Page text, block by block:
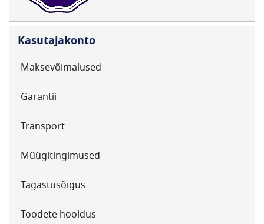
Kasutajakonto
Maksevõimalused
Garantii
Transport
Müügitingimused
Tagastusõigus
Toodete hooldus